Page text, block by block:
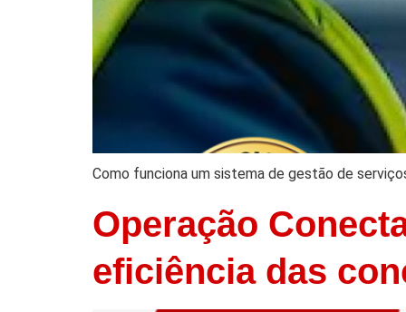
Como funciona um sistema de gestão de
Operação
eficiência das